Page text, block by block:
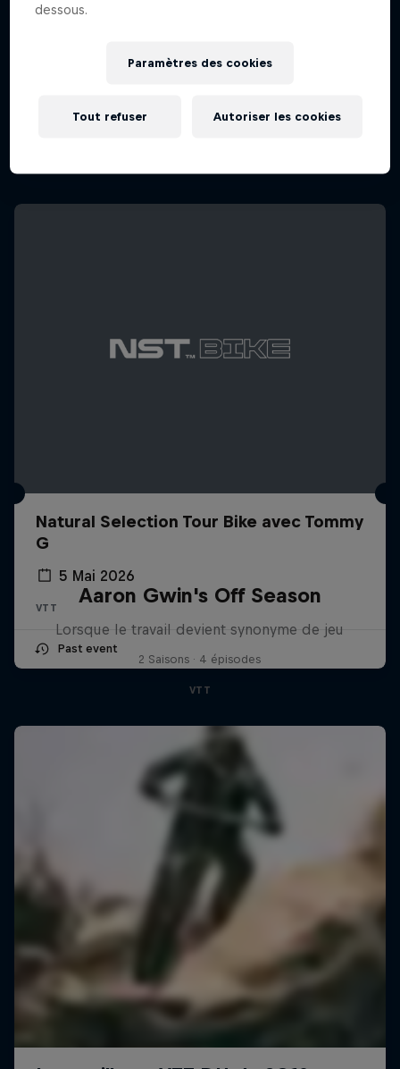
Rob Warner’s Wild Rides
Natural Selection Tour Bike avec Tommy
G
5 Mai 2026
VTT
Past event
Aaron Gwin's Off Season
Lorsque le travail devient synonyme de jeu
2 Saisons · 4 épisodes
VTT
dessous.
Paramètres des cookies
Tout refuser Autoriser les cookies